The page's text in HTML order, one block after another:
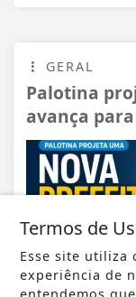
GERAL
Palotina
avança
Termos de
Esse site utiliza
experiência de